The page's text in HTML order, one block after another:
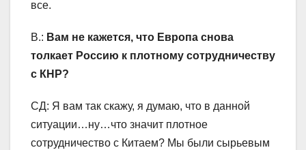
все.
В.: Вам не кажется, что Европа снова
толкает Россию к плотному сотрудничеству
с КНР?
СД: Я вам так скажу, я думаю, что в данной
ситуации…ну…что значит плотное
сотрудничество с Китаем? Мы были сырьевым